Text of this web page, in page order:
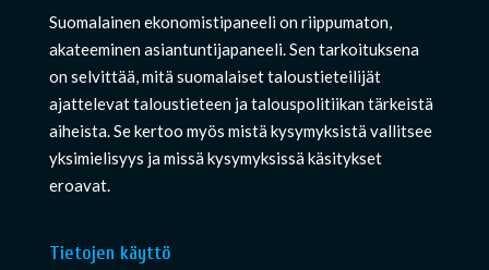
Suomalainen ekonomistipaneeli on riippumaton,
akateeminen asiantuntijapaneeli. Sen tarkoituksena
on selvittää, mitä suomalaiset taloustieteilijät
ajattelevat taloustieteen ja talouspolitiikan tärkeistä
aiheista. Se kertoo myös mistä kysymyksistä vallitsee
yksimielisyys ja missä kysymyksissä käsitykset
eroavat.
Tietojen käyttö